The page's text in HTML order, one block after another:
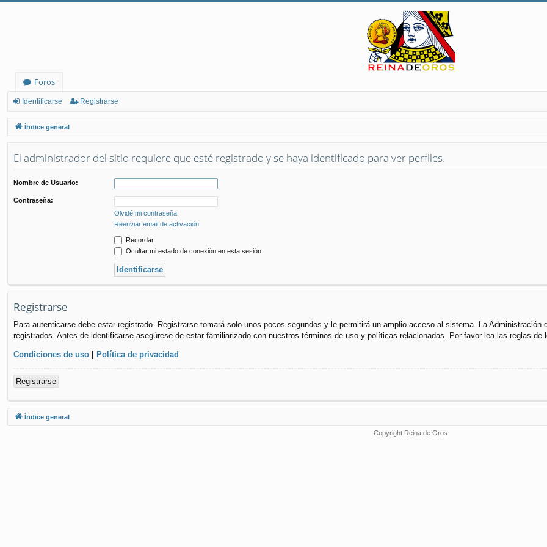
Foros
Identificarse Registrarse
Índice general
El administrador del sitio requiere que esté registrado y se haya identificado para ver perfiles.
Nombre de Usuario:
Contraseña:
Olvidé mi contraseña
Reenviar email de activación
Recordar
Ocultar mi estado de conexión en esta sesión
Registrarse
Para autenticarse debe estar registrado. Registrarse tomará solo unos pocos segundos y le permitirá un amplio acceso al sistema. La
registrados. Antes de identificarse asegúrese de estar familiarizado con nuestros términos de uso y políticas relacionadas. Por favor lea las reglas de
Condiciones de uso | Política de privacidad
Registrarse
Índice general
Copyright Reina de Oros